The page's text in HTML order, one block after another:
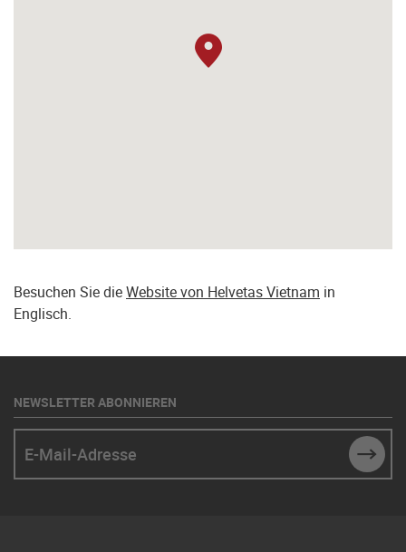
Besuchen Sie dieWebsite von Helvetas Vietnam in
Englisch.
NEWSLETTER ABONNIEREN